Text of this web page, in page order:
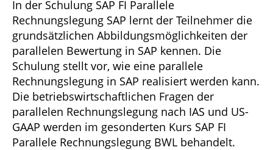
In der Schulung SAP FI Parallele
Rechnungslegung SAP lernt der Teilnehmer die
grundsätzlichen Abbildungsmöglichkeiten der
parallelen Bewertung in SAP kennen. Die
Schulung stellt vor, wie eine parallele
Rechnungslegung in SAP realisiert werden kann.
Die betriebswirtschaftlichen Fragen der
parallelen Rechnungslegung nach IAS und US-
GAAP werden im gesonderten Kurs SAP FI
Parallele Rechnungslegung BWL behandelt.